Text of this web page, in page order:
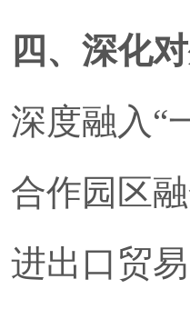
四、深化
深度融入“
合作园区
进出口贸